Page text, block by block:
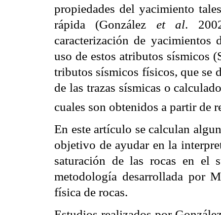
propiedades del yacimiento
rápida (González et al.
caracterización de yacimientos
uso de estos atributos sísmicos
tributos sísmicos físicos, que se
de las trazas sísmicas o
cuales son obtenidos a partir de
En este artículo se calculan
objetivo de ayudar en la
saturación de las rocas en el
metodología desarrollada por
física de rocas.